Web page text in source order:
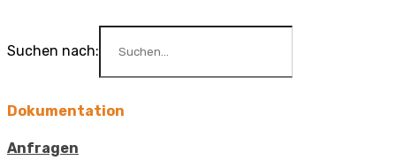
Suchen nach:
Dokumentation
Anfragen